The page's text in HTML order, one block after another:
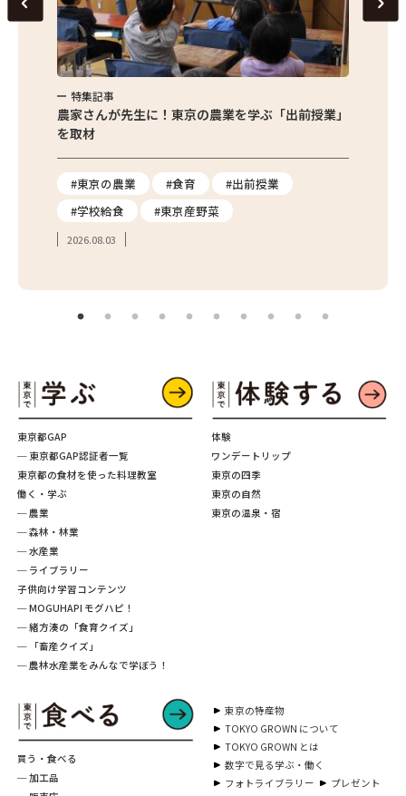
特集記事
農家さんが先生に！東京の農業を学ぶ「出前授業」
を取材
#東京の農業 #食育
#出前授業
#学校給食
#東京産野菜
2026.08.03
東京都GAP
─ 東京都GAP認証者一覧
東京都の食材を使った料理教室
働く・学ぶ
─ 農業
─ 森林・林業
─ 水産業
─ ライブラリー
子供向け学習コンテンツ
─ MOGUHAPI モグハピ！
─ 緒方湊の「食育クイズ」
─ 「畜産クイズ」
─ 農林水産業をみんなで学ぼう！
買う・食べる
─ 加工品
体験
ワンデートリップ
東京の四季
東京の自然
東京の温泉・宿
東京の特産物
TOKYO GROWN について
TOKYO GROWN とは
数字で見る学ぶ・働く
フォトライブラリー
プレゼント